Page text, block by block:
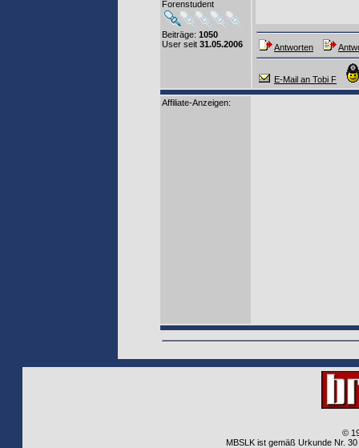
Forenstudent
Beiträge: 1050
User seit 31.05.2006 Antworten
E-Mail an Tobi F
Affiliate-Anzeigen:
©
MBSLK ist gemäß Urkunde Nr.